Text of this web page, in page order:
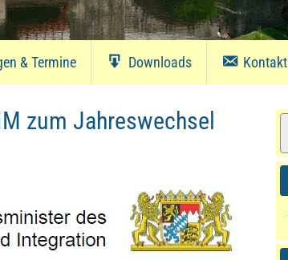
& Termine Downloads Kontakt
zum Jahreswechsel